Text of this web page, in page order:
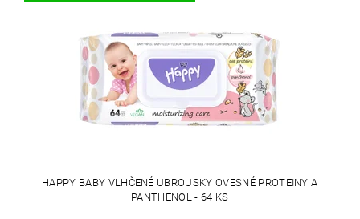
HAPPY BABY VLHČENÉ UBROUSKY OVESNÉ PROTEINY A
PANTHENOL - 64 KS